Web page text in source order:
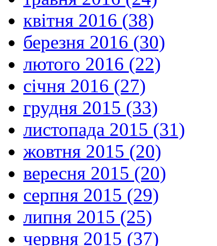
квітня 2016 (38)
березня 2016 (30)
лютого 2016 (22)
січня 2016 (27)
грудня 2015 (33)
листопада 2015 (31)
жовтня 2015 (20)
вересня 2015 (20)
серпня 2015 (29)
липня 2015 (25)
червня 2015 (37)